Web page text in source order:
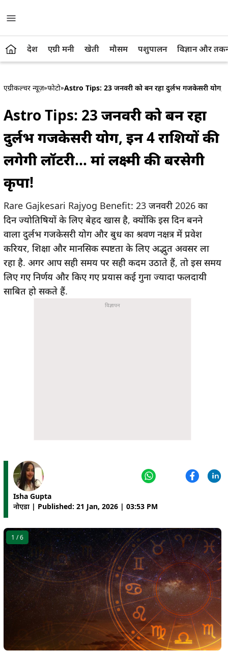
देश एग्री मनी खेती मौसम पशुपालन विज्ञान और
एग्रीकल्चर न्यूज़»फोटो»Astro Tips: 23 जनवरी को बन रहा दुर्लभ गजकेसरी योग,
Astro Tips: 23 जनवरी को बन रहा
दुर्लभ गजकेसरी योग, इन 4 राशियों की
लगेगी लॉटरी… मां लक्ष्मी की बरसेगी
कृपा!
Rare Gajkesari Rajyog Benefit: 23 जनवरी 2026 का
दिन ज्योतिषियों के लिए बेहद खास है, क्योंकि इस दिन बनने
वाला दुर्लभ गजकेसरी योग और बुध का श्रवण नक्षत्र में प्रवेश
करियर, शिक्षा और मानसिक स्पष्टता के लिए अद्भुत अवसर ला
रहा है. अगर आप सही समय पर सही कदम उठाते हैं, तो इस समय
लिए गए निर्णय और किए गए प्रयास कई गुना ज्यादा फलदायी
साबित हो सकते हैं.
Isha Gupta
नोएडा | Published: 21 Jan, 2026 | 03:53 PM
1 / 6